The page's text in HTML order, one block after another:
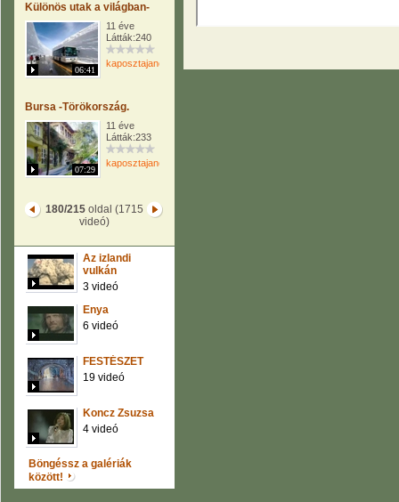
Különös utak a világban-
06:41
11 éve
Látták:240
kaposztajanos
Bursa -Törökország.
07:29
11 éve
Látták:233
kaposztajanos
180/215 oldal (1715
videó)
Az izlandi
vulkán
3 videó
Enya
6 videó
FESTÉSZET
19 videó
Koncz Zsuzsa
4 videó
Böngéssz a galériák
között!